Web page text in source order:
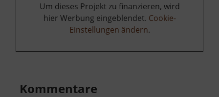
Um dieses Projekt zu finanzieren, wird
hier Werbung eingeblendet. Cookie-
Einstellungen ändern.
Kommentare